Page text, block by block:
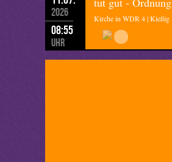
2026
08:55
Uhr
Kirche in WDR 4 | Kießig